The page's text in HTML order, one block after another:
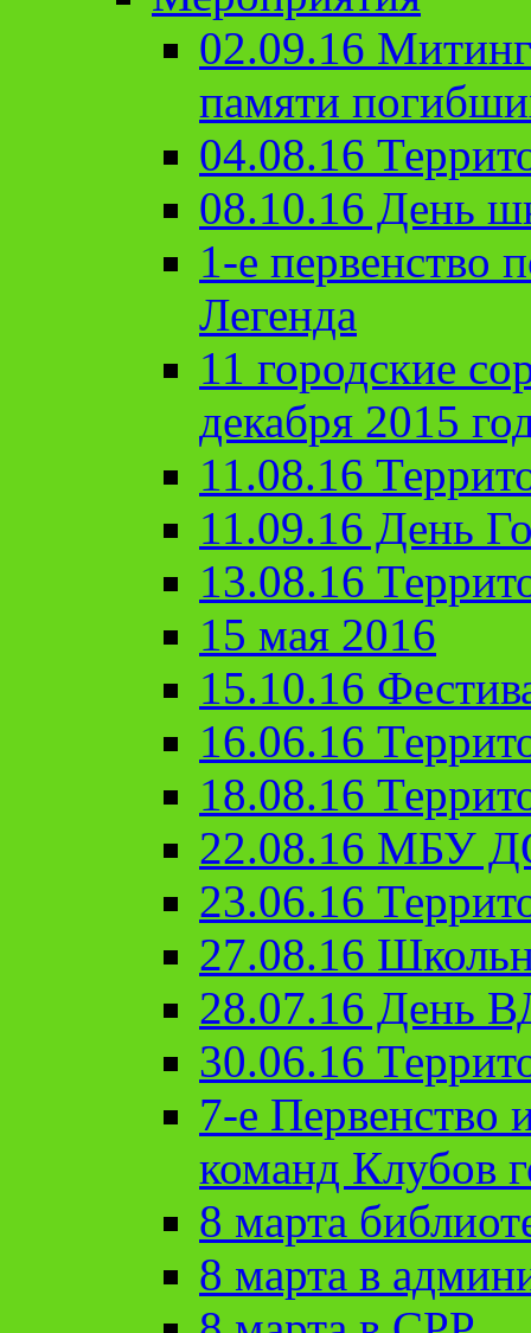
02.09.16
памяти
04.08.16
08.10.16 День
1-е первенство
Легенда
11 городские
декабря 2015
11.08.16
11.09.16 День
13.08.16
15 мая 2016
15.10.16
16.06.16
18.08.16
22.08.16 МБУ
23.06.16
27.08.16
28.07.16 День
30.06.16
7-е Первенство
команд Клубов
8 марта
8 марта в